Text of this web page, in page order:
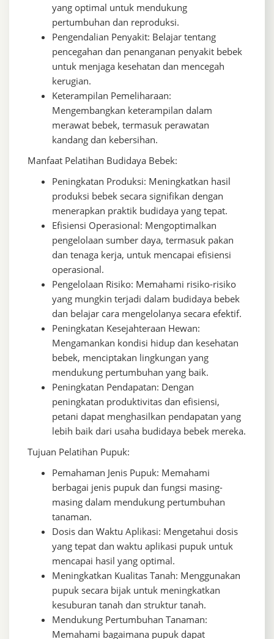
yang optimal untuk mendukung
pertumbuhan dan reproduksi.
Pengendalian Penyakit: Belajar tentang
pencegahan dan penanganan penyakit bebek
untuk menjaga kesehatan dan mencegah
kerugian.
Keterampilan Pemeliharaan:
Mengembangkan keterampilan dalam
merawat bebek, termasuk perawatan
kandang dan kebersihan.
Manfaat Pelatihan Budidaya Bebek:
Peningkatan Produksi: Meningkatkan hasil
produksi bebek secara signifikan dengan
menerapkan praktik budidaya yang tepat.
Efisiensi Operasional: Mengoptimalkan
pengelolaan sumber daya, termasuk pakan
dan tenaga kerja, untuk mencapai efisiensi
operasional.
Pengelolaan Risiko: Memahami risiko-risiko
yang mungkin terjadi dalam budidaya bebek
dan belajar cara mengelolanya secara efektif.
Peningkatan Kesejahteraan Hewan:
Mengamankan kondisi hidup dan kesehatan
bebek, menciptakan lingkungan yang
mendukung pertumbuhan yang baik.
Peningkatan Pendapatan: Dengan
peningkatan produktivitas dan efisiensi,
petani dapat menghasilkan pendapatan yang
lebih baik dari usaha budidaya bebek mereka.
Tujuan Pelatihan Pupuk:
Pemahaman Jenis Pupuk: Memahami
berbagai jenis pupuk dan fungsi masing-
masing dalam mendukung pertumbuhan
tanaman.
Dosis dan Waktu Aplikasi: Mengetahui dosis
yang tepat dan waktu aplikasi pupuk untuk
mencapai hasil yang optimal.
Meningkatkan Kualitas Tanah: Menggunakan
pupuk secara bijak untuk meningkatkan
kesuburan tanah dan struktur tanah.
Mendukung Pertumbuhan Tanaman:
Memahami bagaimana pupuk dapat